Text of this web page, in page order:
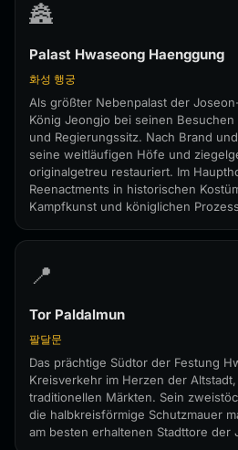
🏯
Palast Hwaseong Haenggung
화성 행궁
Als größter Nebenpalast der
König Jeongjo bei seinen
und Regierungssitz. Nach Brand
seine weitläufigen Höfe und
originalgetreu restauriert. Im
Reenactments in historischen
Kampfkunst und königlichen
📍
Tor Paldalmun
팔달문
Das prächtige Südtor der Festung
Kreisverkehr im Herzen der
traditionellen Märkten. Sein
die halbkreisförmige Schutzmauer
am besten erhaltenen Stadttore der